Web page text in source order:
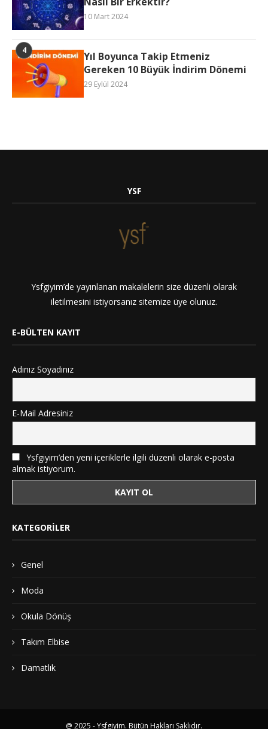
10 Mart 2024
Yıl Boyunca Takip Etmeniz
Gereken 10 Büyük İndirim Dönemi
29 Eylül 2024
YSF
Ysfgiyim’de yayınlanan makalelerin size düzenli olarak
iletilmesini istiyorsanız sitemize üye olunuz.
E-BÜLTEN KAYIT
Adınız Soyadınız
E-Mail Adresiniz
Ysfgiyim’den yeni içeriklerle ilgili düzenli olarak e-posta
almak istiyorum.
KATEGORILER
Genel
Moda
Okula Dönüş
Takım Elbise
Damatlık
@ 2025 - Ysfgiyim. Bütün Hakları Saklıdır.